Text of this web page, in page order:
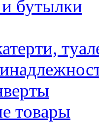
бутылки
товары